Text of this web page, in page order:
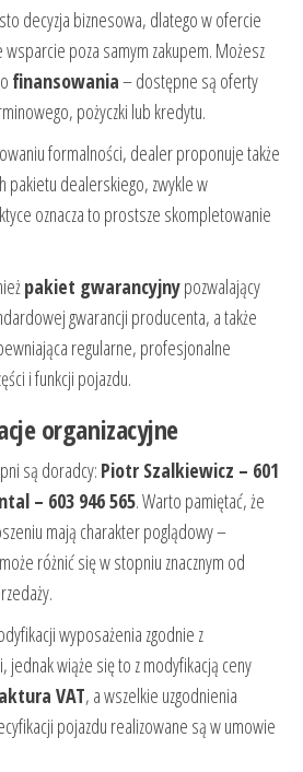
decyzja biznesowa, dlatego w ofercie
poza samym zakupem. Możesz
finansowania– dostępne są oferty
pożyczki lub kredytu.
formalności, dealer proponuje także
pakietu dealerskiego, zwykle w
oznacza to prostsze skompletowanie
pakiet gwarancyjnypozwalający
gwarancji producenta, a także
regularne, profesjonalne
i funkcji pojazdu.
organizacyjne
są doradcy: Piotr Szalkiewicz – 601
– 603 946 565. Warto pamiętać, że
mają charakter poglądowy –
różnić się w stopniu znacznym od
wyposażenia zgodnie z
wiąże się to z modyfikacją ceny
VAT, a wszelkie uzgodnienia
pojazdu realizowane są w umowie